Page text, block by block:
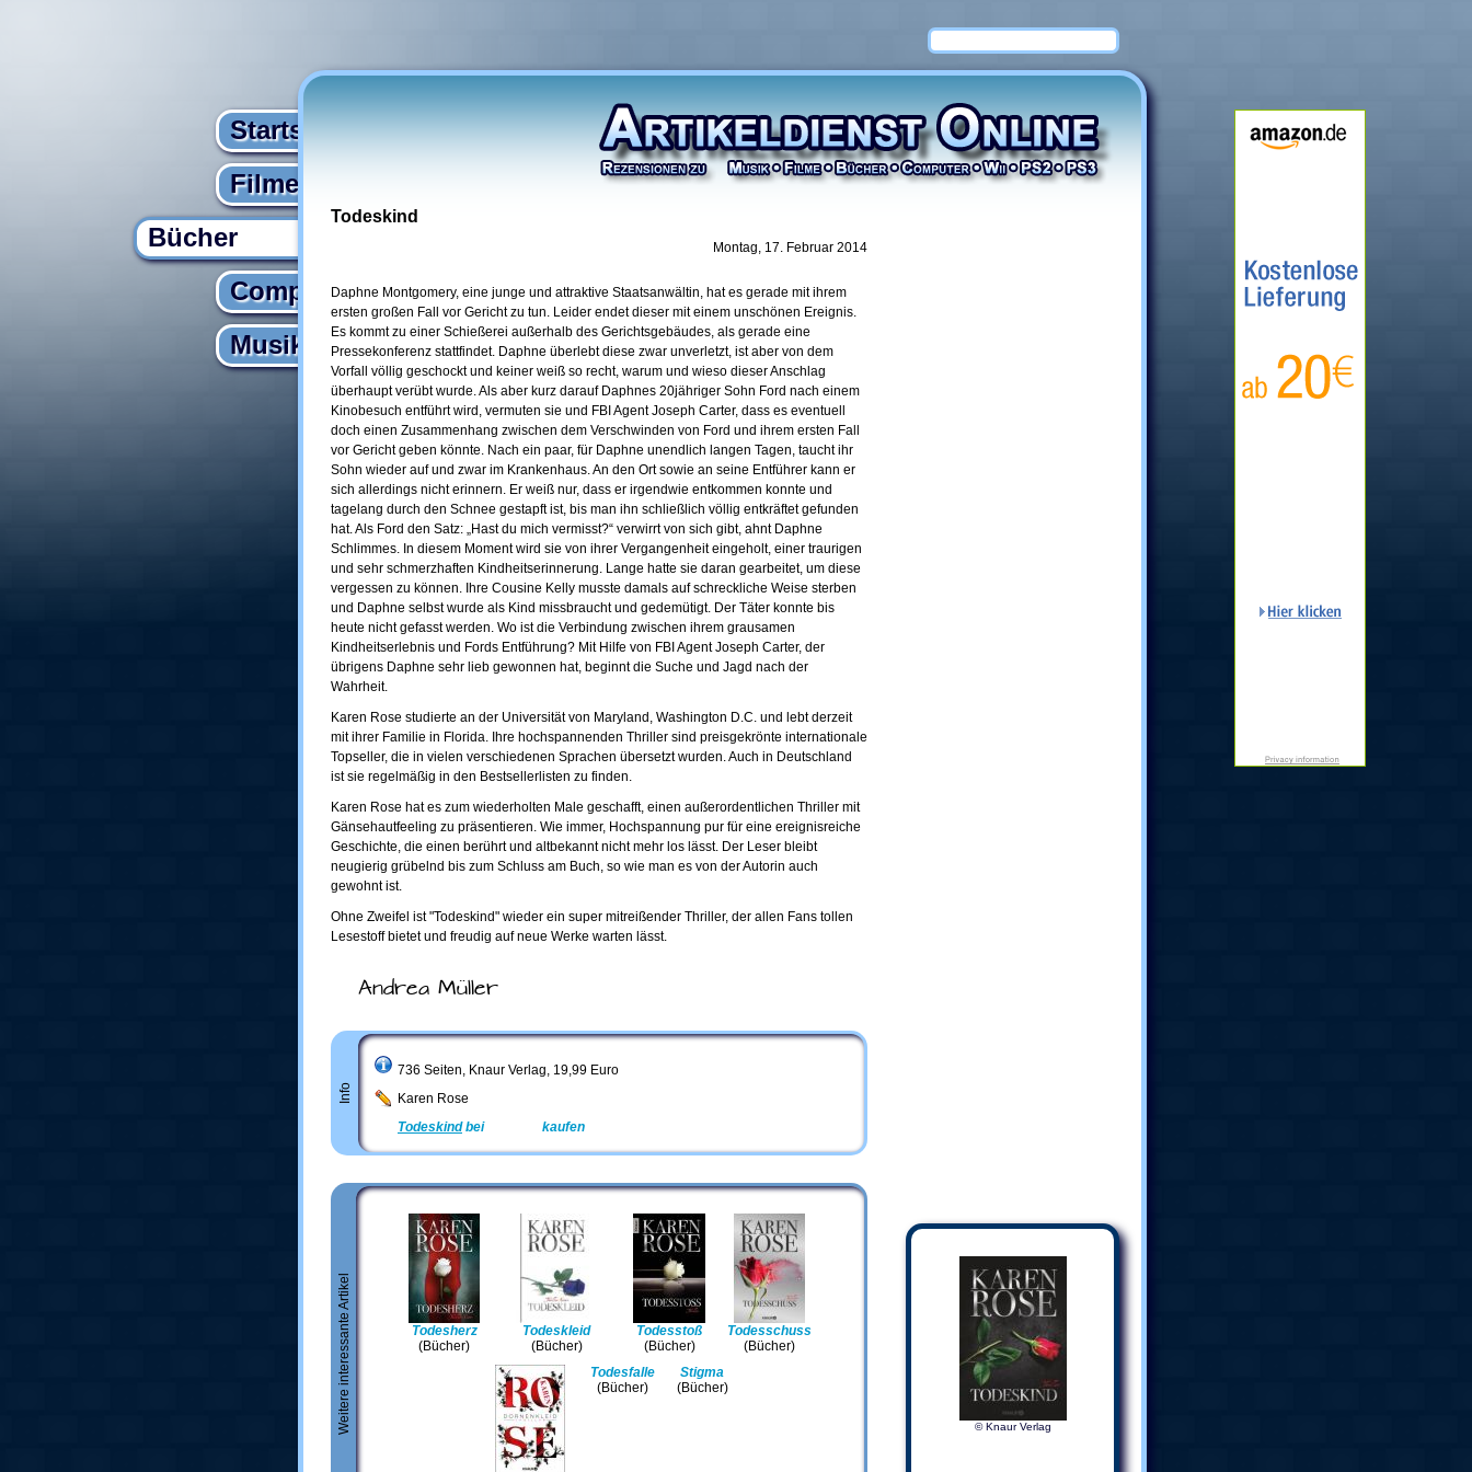
Startseite
Filme
Bücher
Computer
Musik
Todeskind
Montag, 17. Februar 2014
Daphne Montgomery, eine junge und attraktive Staatsanwältin, hat es gerade mit ihrem
ersten großen Fall vor Gericht zu tun. Leider endet dieser mit einem unschönen Ereignis.
Es kommt zu einer Schießerei außerhalb des Gerichtsgebäudes, als gerade eine
Pressekonferenz stattfindet. Daphne überlebt diese zwar unverletzt, ist aber von dem
Vorfall völlig geschockt und keiner weiß so recht, warum und wieso dieser Anschlag
überhaupt verübt wurde. Als aber kurz darauf Daphnes 20jähriger Sohn Ford nach einem
Kinobesuch entführt wird, vermuten sie und FBI Agent Joseph Carter, dass es eventuell
doch einen Zusammenhang zwischen dem Verschwinden von Ford und ihrem ersten Fall
vor Gericht geben könnte. Nach ein paar, für Daphne unendlich langen Tagen, taucht ihr
Sohn wieder auf und zwar im Krankenhaus. An den Ort sowie an seine Entführer kann er
sich allerdings nicht erinnern. Er weiß nur, dass er irgendwie entkommen konnte und
tagelang durch den Schnee gestapft ist, bis man ihn schließlich völlig entkräftet gefunden
hat. Als Ford den Satz: „Hast du mich vermisst?“ verwirrt von sich gibt, ahnt Daphne
Schlimmes. In diesem Moment wird sie von ihrer Vergangenheit eingeholt, einer traurigen
und sehr schmerzhaften Kindheitserinnerung. Lange hatte sie daran gearbeitet, um diese
vergessen zu können. Ihre Cousine Kelly musste damals auf schreckliche Weise sterben
und Daphne selbst wurde als Kind missbraucht und gedemütigt. Der Täter konnte bis
heute nicht gefasst werden. Wo ist die Verbindung zwischen ihrem grausamen
Kindheitserlebnis und Fords Entführung? Mit Hilfe von FBI Agent Joseph Carter, der
übrigens Daphne sehr lieb gewonnen hat, beginnt die Suche und Jagd nach der
Wahrheit.
Karen Rose studierte an der Universität von Maryland, Washington D.C. und lebt derzeit
mit ihrer Familie in Florida. Ihre hochspannenden Thriller sind preisgekrönte internationale
Topseller, die in vielen verschiedenen Sprachen übersetzt wurden. Auch in Deutschland
ist sie regelmäßig in den Bestsellerlisten zu finden.
Karen Rose hat es zum wiederholten Male geschafft, einen außerordentlichen Thriller mit
Gänsehautfeeling zu präsentieren. Wie immer, Hochspannung pur für eine ereignisreiche
Geschichte, die einen berührt und altbekannt nicht mehr los lässt. Der Leser bleibt
neugierig grübelnd bis zum Schluss am Buch, so wie man es von der Autorin auch
gewohnt ist.
Ohne Zweifel ist "Todeskind" wieder ein super mitreißender Thriller, der allen Fans tollen
Lesestoff bietet und freudig auf neue Werke warten lässt.
Andrea Müller
Info
736 Seiten, Knaur Verlag, 19,99 Euro
Karen Rose
Todeskindbei kaufen
Weitere interessante Artikel
Todesherz
(Bücher)
Todeskleid
(Bücher)
Todesstoß
(Bücher)
Todesschuss
(Bücher)
Todesfalle
(Bücher)
Stigma
(Bücher)
© Knaur Verlag